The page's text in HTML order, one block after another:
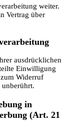
weiter.
Vertrag über
ausdrücklichen
Einwilligung
Widerruf
in
(Art. 21